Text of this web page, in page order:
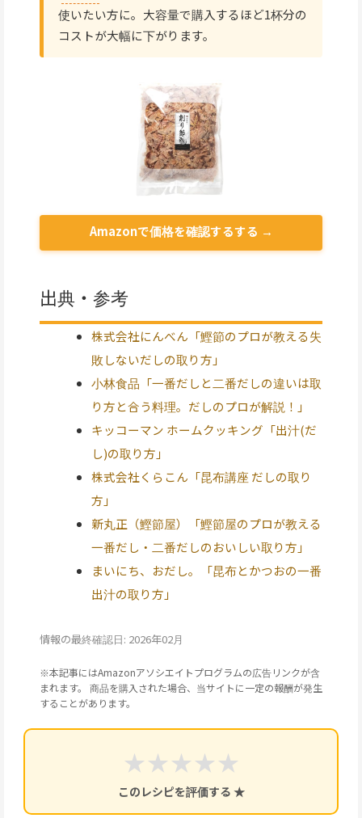
使いたい方に。大容量で購入するほど1杯分の
コストが大幅に下がります。
Amazonで価格を確認するする →
出典・参考
株式会社にんべん「鰹節のプロが教える失
敗しないだしの取り方」
小林食品「一番だしと二番だしの違いは取
り方と合う料理。だしのプロが解説！」
キッコーマン ホームクッキング「出汁(だ
し)の取り方」
株式会社くらこん「昆布講座 だしの取り
方」
新丸正（鰹節屋）「鰹節屋のプロが教える
一番だし・二番だしのおいしい取り方」
まいにち、おだし。「昆布とかつおの一番
出汁の取り方」
情報の最終確認日: 2026年02月
※本記事にはAmazonアソシエイトプログラムの広告リンクが含
まれます。 商品を購入された場合、当サイトに一定の報酬が発生
することがあります。
★
★
★
★
★
このレシピを評価する ★